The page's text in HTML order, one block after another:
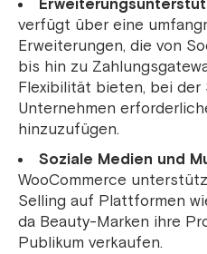
verfügt über eine
Erweiterungen, die von
bis hin zu
Flexibilität bieten, bei der
Unternehmen
hinzuzufügen.
Soziale Medien und
WooCommerce
Selling auf Plattformen
da Beauty-Marken ihre
Publikum verkaufen.